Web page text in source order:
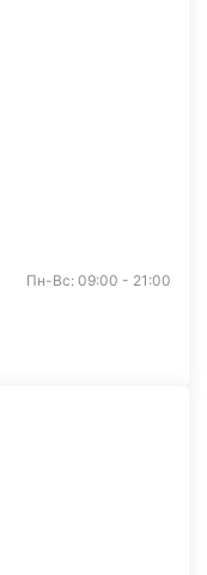
Пн-Вс: 09:00 - 21:00